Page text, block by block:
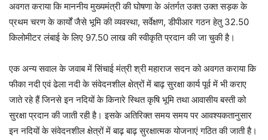
अवगत कराया कि माननीय मुख्यमंत्री की घोषणा के अंतर्गत उक्त उक्त सड़क के
प्रथम चरण के कार्यों जैसे भूमि की व्यवस्था, सर्वेक्षण, डीपीआर गठन हेतु 32.50
किलोमीटर लंबाई के लिए 97.50 लाख की स्वीकृति प्रदान की जा चुकी है।
एक अन्य सवाल के जवाब में सिंचाई मंत्री श्री महाराज सदन को अवगत कराया कि
फीका नदी एवं ढेला नदी के संवेदनशील क्षेत्रों में बाढ़ सुरक्षा कार्य पूर्व में भी कराए
जाते रहे हैं जिनसे इन नदियों के किनारे स्थित कृषि भूमि तथा आवासीय बस्ती को
सुरक्षा प्रदान की जाती रही है। इसके अतिरिक्त समय समय पर आवश्यकतानुसार
इन नदियों के संवेदनशील क्षेत्रों में बाढ़ बाढ़ सुरक्षात्मक योजनाएं गठित की जाती है।